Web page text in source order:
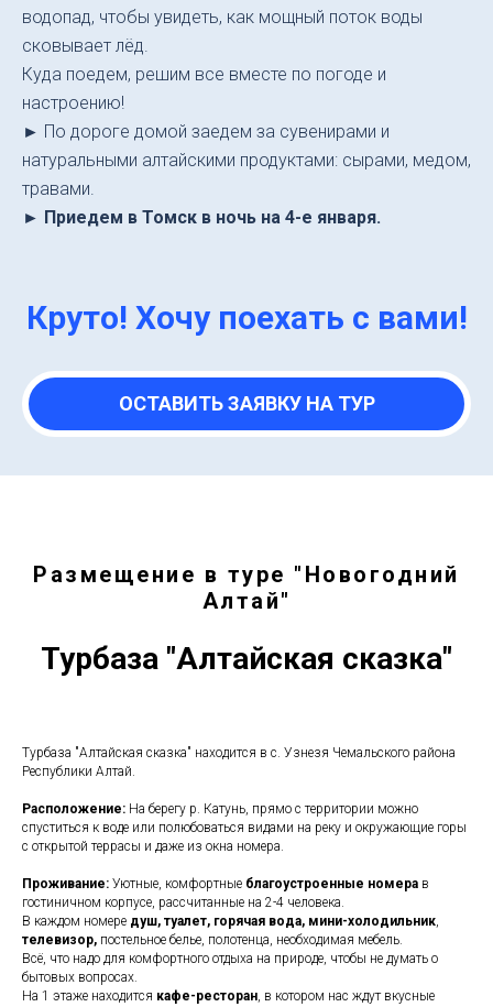
водопад, чтобы увидеть, как мощный поток воды
сковывает лёд.
Куда поедем, решим все вместе по погоде и
настроению!
► По дороге домой заедем за сувенирами и
натуральными алтайскими продуктами: сырами, медом,
травами.
► Приедем в Томск в ночь на 4-е января.
Круто! Хочу поехать с вами!
ОСТАВИТЬ ЗАЯВКУ НА ТУР
Размещение в туре "Новогодний
Алтай"
Турбаза "Алтайская сказка"
Турбаза "Алтайская сказка" находится в с. Узнезя Чемальского района
Республики Алтай.
Расположение: На берегу р. Катунь, прямо с территории можно
спуститься к воде или полюбоваться видами на реку и окружающие горы
с открытой террасы и даже из окна номера.
Проживание: Уютные, комфортные благоустроенные номера в
гостиничном корпусе, рассчитанные на 2-4 человека.
В каждом номере душ, туалет, горячая вода, мини-холодильник
телевизор, постельное белье, полотенца, необходимая мебель.
Всё, что надо для комфортного отдыха на природе, чтобы не думать о
бытовых вопросах.
На 1 этаже находится кафе-ресторан , в котором нас ждут вкусные